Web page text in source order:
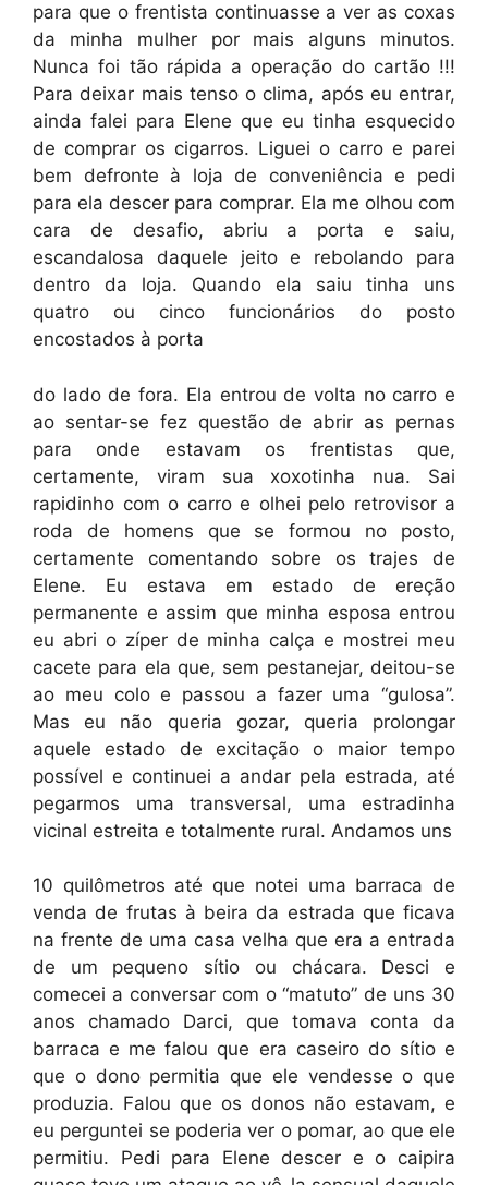
para que o frentista continuasse a ver as coxas
da minha mulher por mais alguns minutos.
Nunca foi tão rápida a operação do cartão !!!
Para deixar mais tenso o clima, após eu entrar,
ainda falei para Elene que eu tinha esquecido
de comprar os cigarros. Liguei o carro e parei
bem defronte à loja de conveniência e pedi
para ela descer para comprar. Ela me olhou com
cara de desafio, abriu a porta e saiu,
escandalosa daquele jeito e rebolando para
dentro da loja. Quando ela saiu tinha uns
quatro ou cinco funcionários do posto
encostados à porta
do lado de fora. Ela entrou de volta no carro e
ao sentar-se fez questão de abrir as pernas
para onde estavam os frentistas que,
certamente, viram sua xoxotinha nua. Sai
rapidinho com o carro e olhei pelo retrovisor a
roda de homens que se formou no posto,
certamente comentando sobre os trajes de
Elene. Eu estava em estado de ereção
permanente e assim que minha esposa entrou
eu abri o zíper de minha calça e mostrei meu
cacete para ela que, sem pestanejar, deitou-se
ao meu colo e passou a fazer uma “gulosa”.
Mas eu não queria gozar, queria prolongar
aquele estado de excitação o maior tempo
possível e continuei a andar pela estrada, até
pegarmos uma transversal, uma estradinha
vicinal estreita e totalmente rural. Andamos uns
10 quilômetros até que notei uma barraca de
venda de frutas à beira da estrada que ficava
na frente de uma casa velha que era a entrada
de um pequeno sítio ou chácara. Desci e
comecei a conversar com o “matuto” de uns 30
anos chamado Darci, que tomava conta da
barraca e me falou que era caseiro do sítio e
que o dono permitia que ele vendesse o que
produzia. Falou que os donos não estavam, e
eu perguntei se poderia ver o pomar, ao que ele
permitiu. Pedi para Elene descer e o caipira